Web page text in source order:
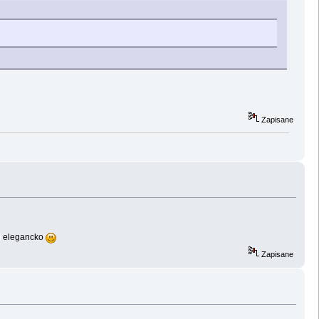
Zapisane
elegancko
Zapisane